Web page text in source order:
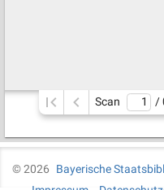
Scan /
©2026
Bayerische